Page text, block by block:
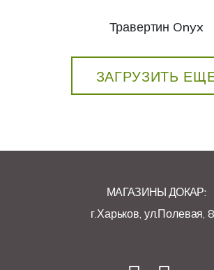
Травертин Onyx
ЗАГРУЗИТЬ
МАГАЗИНЫ ДОКАР:
г.Харьков, ул.Полевая,